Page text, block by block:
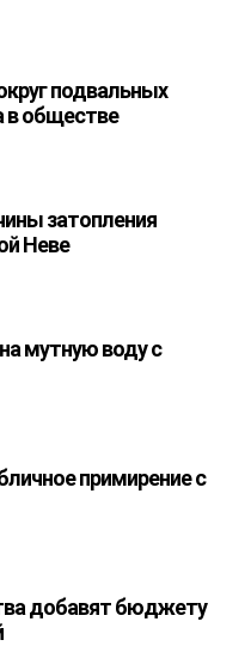
подвальных
в обществе
затопления
Неве
мутную воду с
примирение с
добавят бюджету